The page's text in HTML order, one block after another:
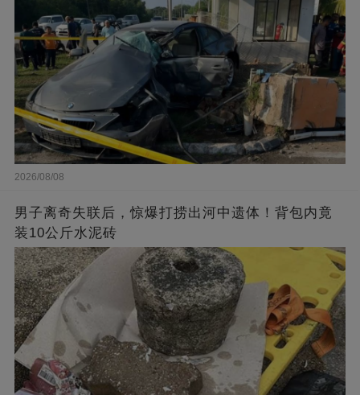
2026/08/08
男子离奇失联后，惊爆打捞出河中遗体！背包内竟
装10公斤水泥砖